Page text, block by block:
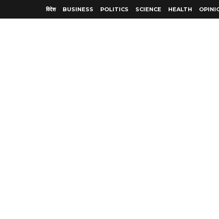
विदेश BUSINESS POLITICS SCIENCE HEALTH